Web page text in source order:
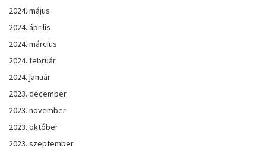
2024. május
2024. április
2024. március
2024. február
2024. január
2023. december
2023. november
2023. október
2023. szeptember